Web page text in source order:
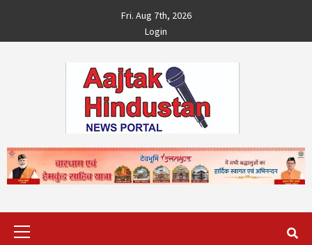
content
Fri. Aug 7th, 2026
Login